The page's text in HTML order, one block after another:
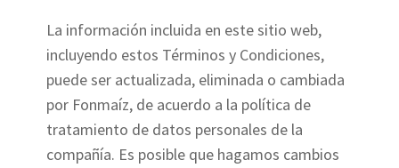
La información incluida en este sitio web,
incluyendo estos Términos y Condiciones,
puede ser actualizada, eliminada o cambiada
por Fonmaíz, de acuerdo a la política de
tratamiento de datos personales de la
compañía. Es posible que hagamos cambios